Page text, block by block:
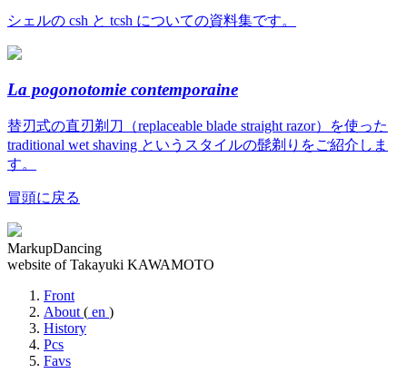
シェルの csh と tcsh についての資料集です。
La pogonotomie contemporaine
替刃式の直刃剃刀（replaceable blade straight razor）を使った
traditional wet shaving というスタイルの髭剃りをご紹介しま
す。
冒頭に戻る
MarkupDancing
website of Takayuki KAWAMOTO
Front
About ( en )
History
Pcs
Favs